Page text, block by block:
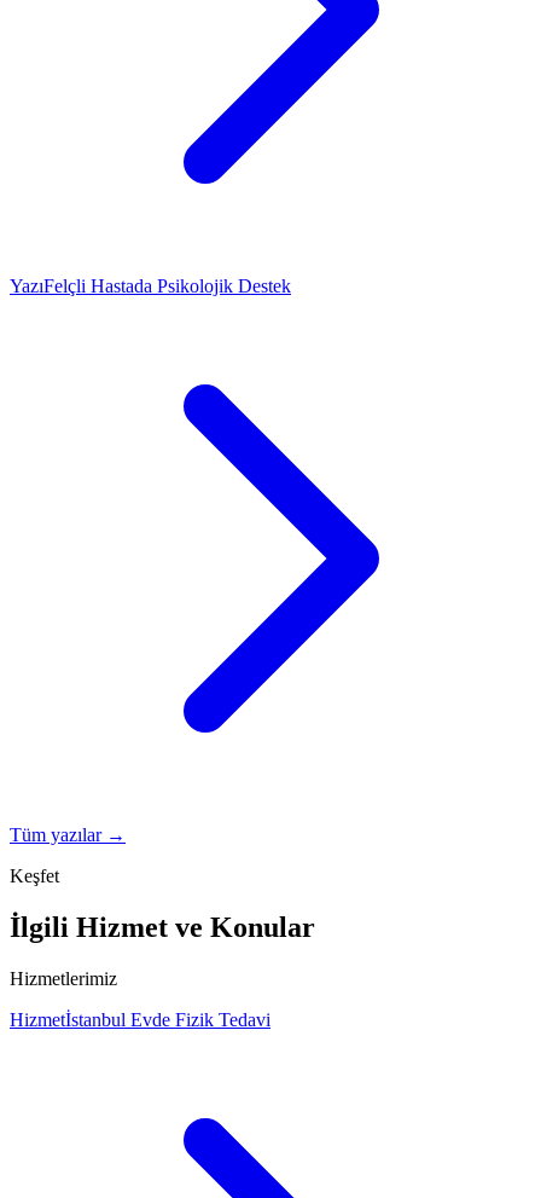
YazıFelçli Hastada Psikolojik Destek
Tüm yazılar →
Keşfet
İlgili Hizmet ve Konular
Hizmetlerimiz
Hizmetİstanbul Evde Fizik Tedavi